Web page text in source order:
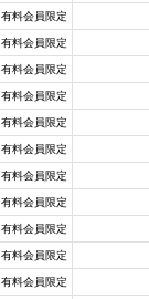
有料会員限定
有料会員限定
有料会員限定
有料会員限定
有料会員限定
有料会員限定
有料会員限定
有料会員限定
有料会員限定
有料会員限定
有料会員限定